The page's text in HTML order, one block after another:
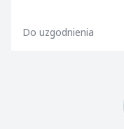
Do uzgodnienia